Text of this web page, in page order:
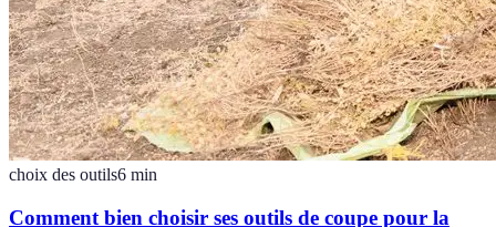
choix des outils6 min
Comment bien choisir ses outils de coupe pour la